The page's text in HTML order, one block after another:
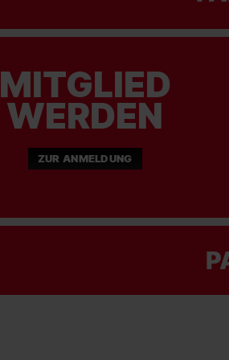
MITGLIED
WERDEN
ZUR ANMELDUNG